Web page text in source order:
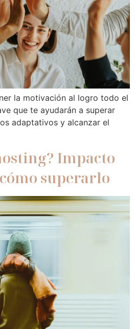
la motivación al logro todo el
que te ayudarán a superar
adaptativos y alcanzar el
Impacto
superarlo